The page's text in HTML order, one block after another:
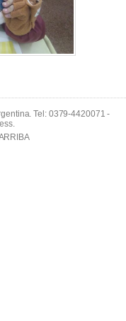
Tel: 0379-4420071 -
.